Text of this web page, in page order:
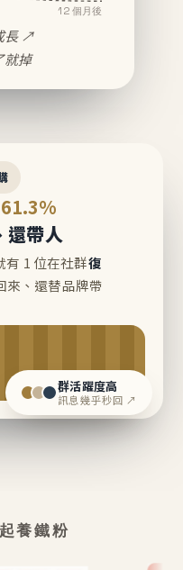
12 個月後
長 ↗
就掉
61.3%
還帶人
有 1 位在社群復
來、還替品牌帶
群活躍度高
訊息幾乎秒回 ↗
養鐵粉